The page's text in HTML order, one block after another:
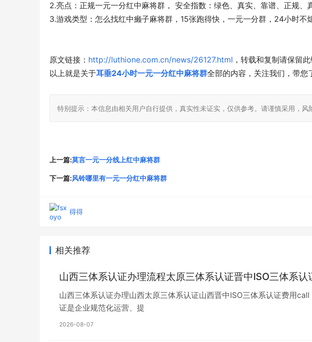
2.亮点：正规一元一分红中麻将群， 安全指数：绿色、真实、靠谱、正规、
3.游戏类型：怎么找红中癞子麻将群，15张跑得快，一元一分群，24小时不
原文链接： http://luthione.com.cn/news/26127.html ，转载和复制请保留此
以上就是关于耳垂24小时一元一分红中麻将群全部的内容，关注我们，带您
特别提示：本信息由相关用户自行提供，真实性未证实，仅供参考。请谨慎采用，风
上一篇:莫言一元一分线上红中麻将群
下一篇:风铃哪里有一元一分红中麻将群
得得
相关推荐
山西三体系认证办理流程太原三体系认证晋中ISO三体系认
山西三体系认证办理山西太原三体系认证山西晋中ISO三体系认证费用
证是企业规范化运营、提
2026-08-07